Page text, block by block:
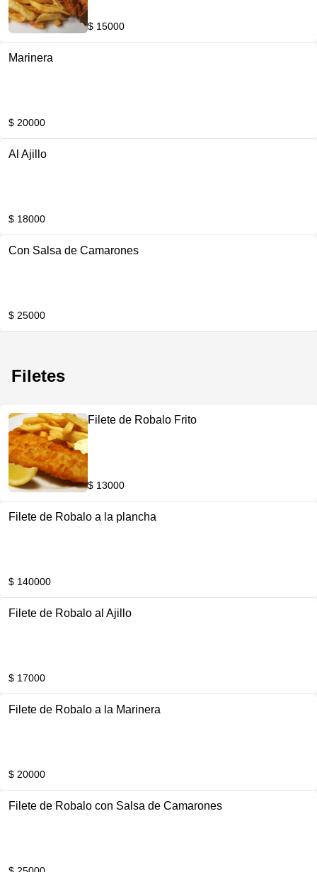
$ 15000
Marinera
$ 20000
Al Ajillo
$ 18000
Con Salsa de Camarones
$ 25000
Filetes
Filete de Robalo Frito
$ 13000
Filete de Robalo a la plancha
$ 140000
Filete de Robalo al Ajillo
$ 17000
Filete de Robalo a la Marinera
$ 20000
Filete de Robalo con Salsa de Camarones